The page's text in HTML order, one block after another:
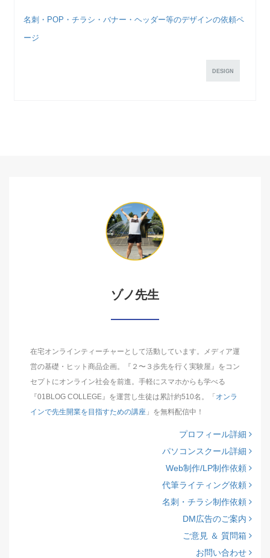
名刺・POP・チラシ・バナー・ヘッダー等のデザインの依頼ペ
ージ
DESIGN
ゾノ先生
在宅オンラインティーチャーとして活動しています。メディア運
営の基礎・ヒット商品企画。『２〜３歩先を行く実験屋』をコン
セプトにオンライン社会を前進。手軽にスマホからも学べる
『01BLOG COLLEGE』を運営し生徒は累計約510名。「オンラ
インで先生開業を目指すための講座 」を無料配信中！
プロフィール詳細
パソコンスクール詳細
Web制作/LP制作依頼
代筆ライティング依頼
名刺・チラシ制作依頼
DM広告のご案内
ご意見 ＆ 質問箱
お問い合わせ